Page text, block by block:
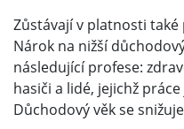
Zůstávají v platnosti
Nárok na nižší
následující profese:
hasiči a lidé, jejichž
Důchodový věk se